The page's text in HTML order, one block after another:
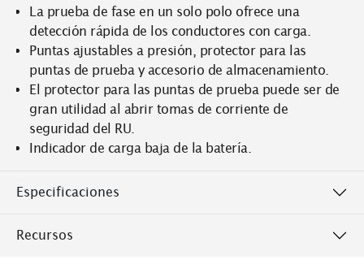
La prueba de fase en un solo polo ofrece una
detección rápida de los conductores con carga.
Puntas ajustables a presión, protector para las
puntas de prueba y accesorio de almacenamiento.
El protector para las puntas de prueba puede ser de
gran utilidad al abrir tomas de corriente de
seguridad del RU.
Indicador de carga baja de la batería.
Especificaciones
Recursos